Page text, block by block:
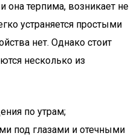
она терпима, возникает не
устраняется простыми
нет. Однако стоит
несколько из
по утрам;
под глазами и отечными